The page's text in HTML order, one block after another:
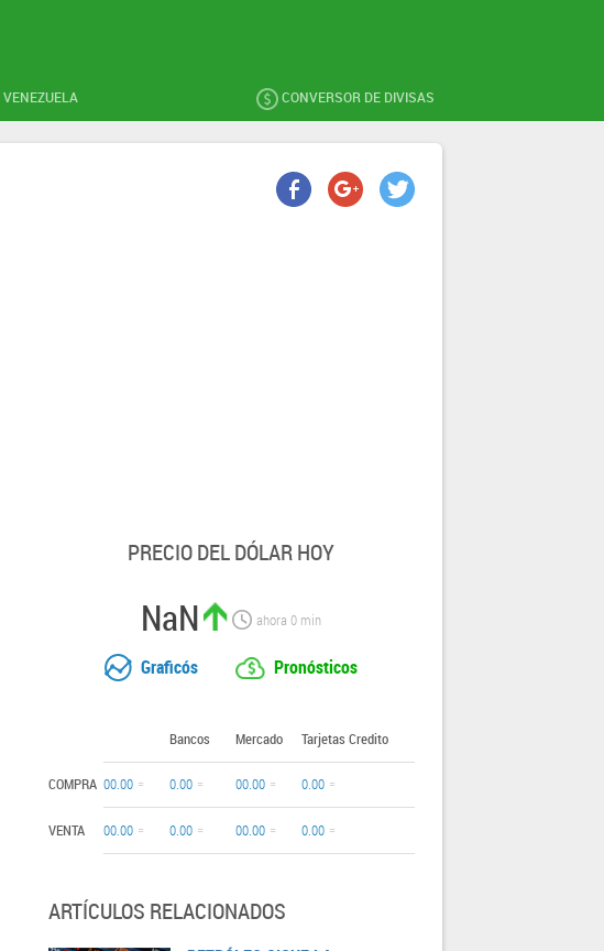
VENEZUELA CONVERSOR DE DIVISAS
PRECIO DEL DÓLAR HOY
NaN ahora0 min
Graficós Pronósticos
Bancos Mercado Tarjetas Credito
COMPRA 00.00 0.00 00.00 0.00
VENTA 00.00 0.00 00.00 0.00
ARTÍCULOS RELACIONADOS